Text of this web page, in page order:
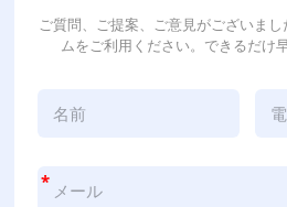
ご質問、ご提案、ご意見がございま
ムをご利用ください。できるだけ
*